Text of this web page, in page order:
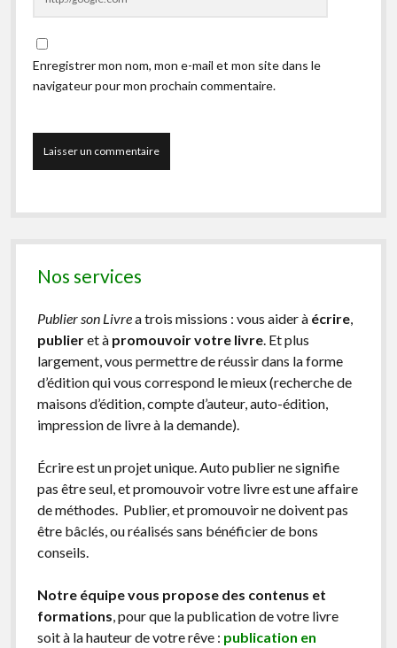
Enregistrer mon nom, mon e-mail et mon site dans le
navigateur pour mon prochain commentaire.
Nos services
Publier son Livrea trois missions : vous aider à écrire,
publieret à promouvoir votre livre. Et plus
largement, vous permettre de réussir dans la forme
d’édition qui vous correspond le mieux (recherche de
maisons d’édition, compte d’auteur, auto-édition,
impression de livre à la demande).
Écrire est un projet unique. Auto publier ne signifie
pas être seul, et promouvoir votre livre est une affaire
de méthodes. Publier, et promouvoir ne doivent pas
être bâclés, ou réalisés sans bénéficier de bons
conseils.
Notre équipe vous propose des contenus et
formations, pour que la publication de votre livre
soit à la hauteur de votre rêve : publication en